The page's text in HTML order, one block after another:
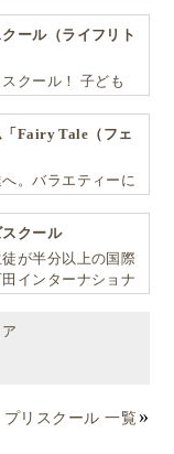
ール（ライフリト
クール！ 子ども
育みます
Fairy Tale（フェ
。バラエティーに
クール
が半分以上の国際
インターナショナ
プリスクール 一覧